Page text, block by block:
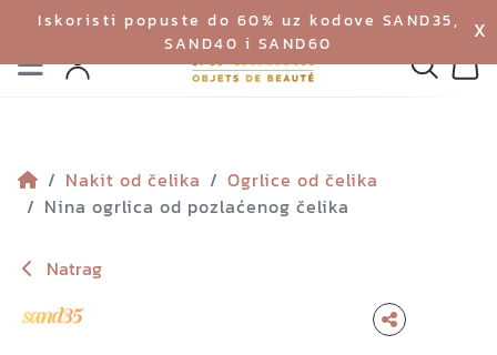
Iskoristi popuste do 60% uz kodove SAND35,
SAND40 i SAND60
X
Izbornik
Profil
Nakit od čelika
Ogrlice od čelika
Nina ogrlica od pozlaćenog čelika
Natrag